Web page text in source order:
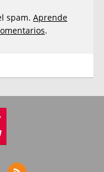
spam.Aprende
.